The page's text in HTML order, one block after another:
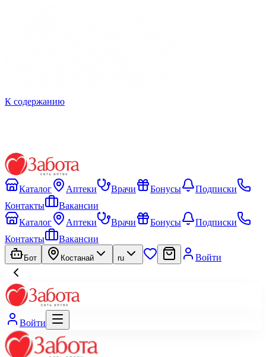
К содержанию
Каталог Аптеки Врачи Бонусы
Подписки
Контакты
Вакансии
Каталог
Аптеки Врачи Бонусы
Подписки
Контакты
Вакансии
Бот Костанай ru Войти
Войти